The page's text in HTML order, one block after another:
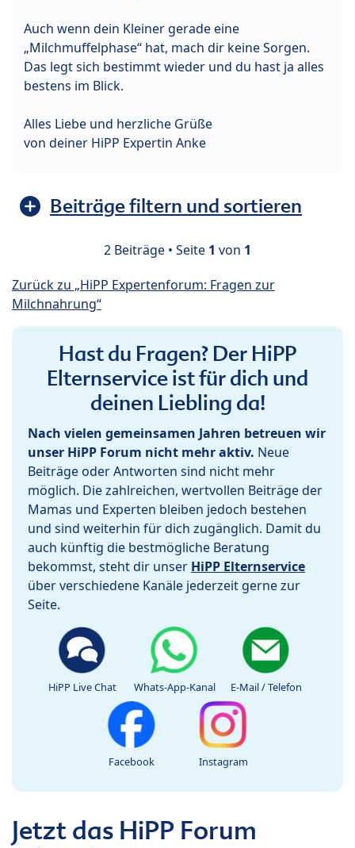
Auch wenn dein Kleiner gerade eine
„Milchmuffelphase“ hat, mach dir keine Sorgen.
Das legt sich bestimmt wieder und du hast ja alles
bestens im Blick.
Alles Liebe und herzliche Grüße
von deiner HiPP Expertin Anke
Beiträge filtern und sortieren
2 Beiträge • Seite 1 von 1
Zurück zu „HiPP Expertenforum: Fragen zur
Milchnahrung“
Hast du Fragen? Der HiPP
Elternservice ist für dich und
deinen Liebling da!
Nach vielen gemeinsamen Jahren betreuen wir
unser HiPP Forum nicht mehr aktiv. Neue
Beiträge oder Antworten sind nicht mehr
möglich. Die zahlreichen, wertvollen Beiträge der
Mamas und Experten bleiben jedoch bestehen
und sind weiterhin für dich zugänglich. Damit du
auch künftig die bestmögliche Beratung
bekommst, steht dir unser HiPP Elternservice
über verschiedene Kanäle jederzeit gerne zur
Seite.
HiPP Live Chat Whats-App-Kanal E-Mail / Telefon
Facebook Instagram
Jetzt das HiPP Forum